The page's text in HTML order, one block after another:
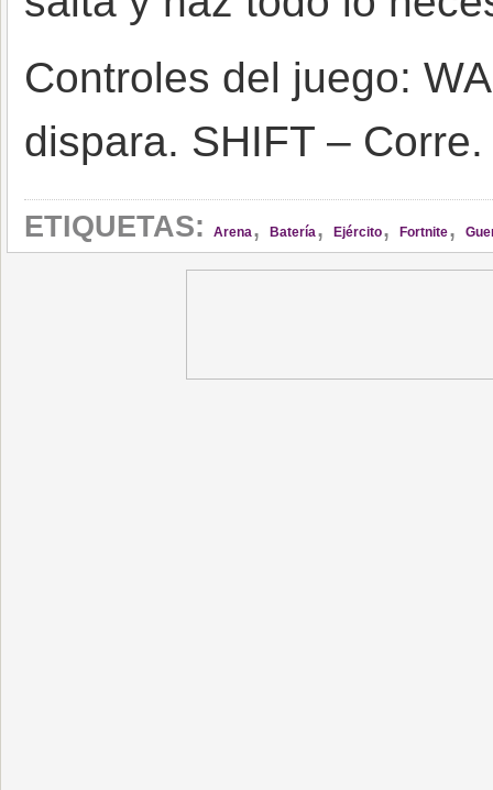
Controles del juego:
dispara. SHIFT –
ETIQUETAS: Arena, Batería, Ejército, Fortnite,